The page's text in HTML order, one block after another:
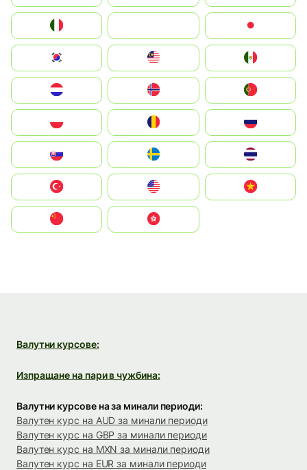
South Korea
United States
中國香港特別行政區
Валутни курсове:
Изпращане на пари в чужбина:
Валутни курсове на за минали периоди:
Валутен курс на AUD за минали периоди
Валутен курс на GBP за минали периоди
Валутен курс на MXN за минали периоди
Валутен курс на EUR за минали периоди